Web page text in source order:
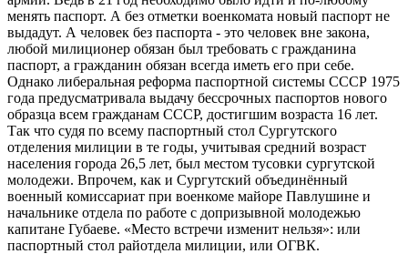
менять паспорт. А без отметки военкомата новый паспорт не
выдадут. А человек без паспорта - это человек вне закона,
любой милиционер обязан был требовать с гражданина
паспорт, а гражданин обязан всегда иметь его при себе.
Однако либеральная реформа паспортной системы СССР 1975
года предусматривала выдачу бессрочных паспортов нового
образца всем гражданам СССР, достигшим возраста 16 лет.
Так что судя по всему паспортный стол Сургутского
отделения милиции в те годы, учитывая средний возраст
населения города 26,5 лет, был местом тусовки сургутской
молодежи. Впрочем, как и Сургутский объединённый
военный комиссариат при военкоме майоре Павлушине и
начальнике отдела по работе с допризывной молодежью
капитане Губаеве. «Место встречи изменит нельзя»: или
паспортный стол райотдела милиции, или ОГВК.